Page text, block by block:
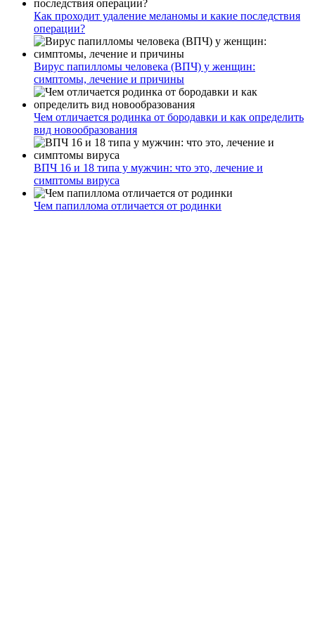
Как проходит удаление меланомы и какие последствия
операции?
Вирус папилломы человека (ВПЧ) у женщин:
симптомы, лечение и причины
Чем отличается родинка от бородавки и как определить
вид новообразования
ВПЧ 16 и 18 типа у мужчин: что это, лечение и
симптомы вируса
Чем папиллома отличается от родинки